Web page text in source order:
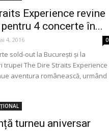
Experience revine
4 concerte în...
4, 2016 0
sold-out la București și la
trupei The Dire Straits Experience
aventura românească, urmând
turneu aniversar